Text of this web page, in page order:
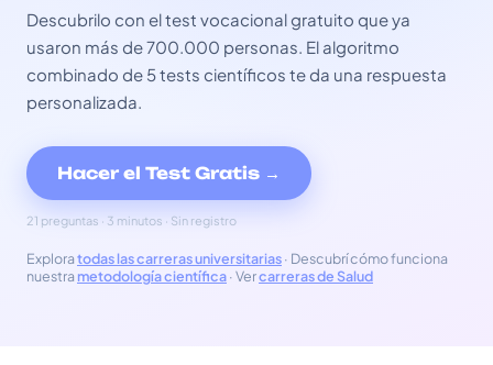
Descubrilo con el test vocacional gratuito que ya
usaron más de 700.000 personas. El algoritmo
combinado de 5 tests científicos te da una respuesta
personalizada.
Hacer el Test Gratis →
21 preguntas · 3 minutos · Sin registro
Exploratodas las carreras universitarias· Descubrí cómo funciona
nuestra metodología científica· Vercarreras de Salud